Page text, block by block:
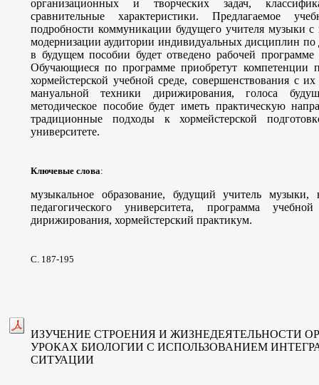
организационных и творческих задач,
сравнительные характеристики. Предлагаемое
подробности коммуникации будущего учителя музыки
модернизации аудитории индивидуальных дисциплин
в будущем пособии будет отведено рабочей
Обучающиеся по программе приобретут компетенции
хормейстерской учебной среде, совершенствования с
мануальной техники дирижирования, голоса
методическое пособие будет иметь практическую
традиционные подходы к хормейстерской
университете.
Ключевые слова:
музыкальное образование, будущий учитель музыки,
педагогического университета, программа
дирижирования, хормейстерский практикум.
С. 187-195
ИЗУЧЕНИЕ СТРОЕНИЯ И ЖИЗНЕДЕЯТЕЛЬНОСТИ
УРОКАХ БИОЛОГИИ С ИСПОЛЬЗОВАНИЕМ
СИТУАЦИИ